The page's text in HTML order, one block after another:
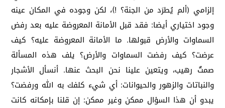
إلزامي (ألم يُطرَد من الجنة؟ !)، لكن وجوده في المكان عينه
وجود اختياري أيضا: فقد قبل الأمانة المعروضة عليه بعد رفض
السماوات والأرض قبولها. ما الأمانة المعروضة عليه؟ كيف
عرضت؟ كيف رفضت السماوات والأرض؟ يلف هذه المسألة
صمتٌ رهيب، ويتعين علينا نحن البحث عنها. أنسأل الأشجار
والنباتات والزهور والحيوانات: أي شيء كلفك به الله ورفضت؟
يبدو أن هذا السؤال ممكن وغير ممكن: إن قلنا بإمكانه كانت